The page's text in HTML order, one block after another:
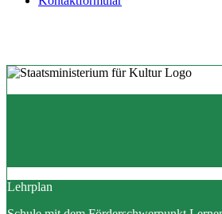
Lehrplan